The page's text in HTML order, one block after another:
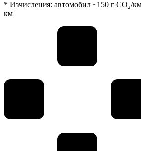
* Изчисления: автомобил ~150 г CO₂/
км